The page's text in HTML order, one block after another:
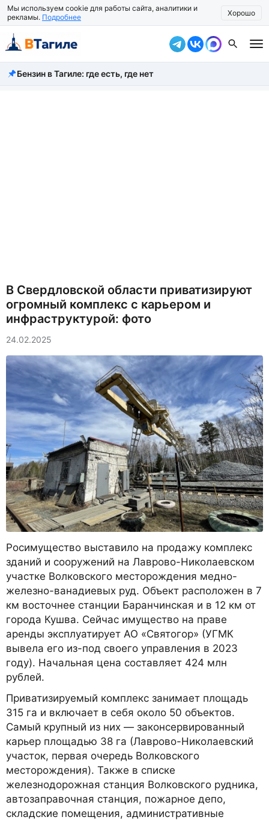
Мы используем cookie для работы сайта, аналитики и
рекламы. Подробнее Хорошо
Все новости
Бензин в Тагиле: где есть, где нет
В Свердловской области приватизируют
огромный комплекс с карьером и
инфраструктурой: фото
24.02.2025
Росимущество выставило на продажу комплекс
зданий и сооружений на Лаврово-Николаевском
участке Волковского месторождения медно-
железно-ванадиевых руд. Объект расположен в 7
км восточнее станции Баранчинская и в 12 км от
города Кушва. Сейчас имущество на праве
аренды эксплуатирует АО «Святогор» (УГМК
вывела его из-под своего управления в 2023
году). Начальная цена составляет 424 млн
рублей.
Приватизируемый комплекс занимает площадь
315 га и включает в себя около 50 объектов.
Самый крупный из них — законсервированный
карьер площадью 38 га (Лаврово-Николаевский
участок, первая очередь Волковского
месторождения). Также в списке
железнодорожная станция Волковского рудника,
автозаправочная станция, пожарное депо,
складские помещения, административные